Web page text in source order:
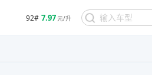
92# 7.97元/升